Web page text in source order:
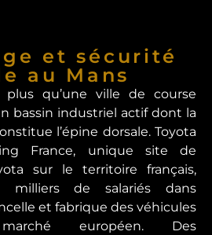
et sécurité
au Mans
qu’une ville de course
bassin industriel actif dont la
l’épine dorsale. Toyota
France, unique site de
sur le territoire français,
milliers de salariés dans
et fabrique des véhicules
européen. Des